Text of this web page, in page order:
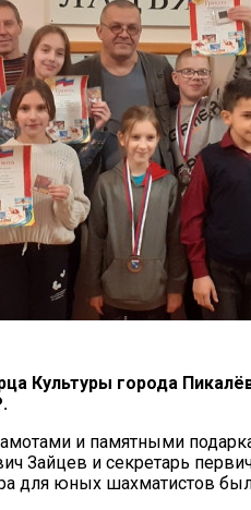
Культуры города
и памятными
Зайцев и секретарь
для юных шахматистов